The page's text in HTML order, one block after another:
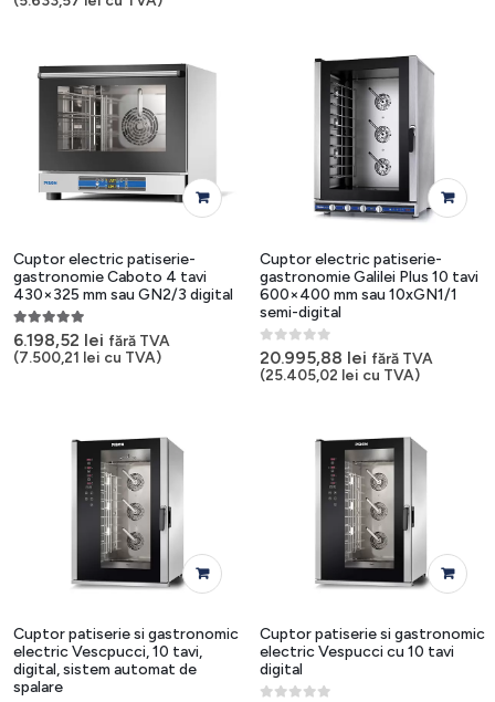
Cuptor electric patiserie-
gastronomie Caboto 4 tavi
430×325 mm sau GN2/3 digital
5.00out of 5
6.198,52 lei fără TVA
(7.500,21 lei cu TVA)
Cuptor electric patiserie-
gastronomie Galilei Plus 10 tavi
600×400 mm sau 10xGN1/1
semi-digital
0out of 5
20.995,88 lei fără TVA
(25.405,02 lei cu TVA)
Cuptor patiserie si gastronomic
electric Vescpucci, 10 tavi,
digital, sistem automat de
spalare
Cuptor patiserie si gastronomic
electric Vespucci cu 10 tavi
digital